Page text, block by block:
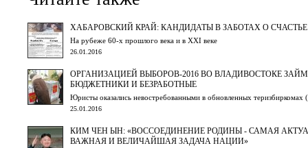
ХАБАРОВСКИЙ КРАЙ: КАНДИДАТЫ В ЗАБОТАХ О СЧАСТЬЕ
На рубеже 60-х прошлого века и в XXI веке
26.01.2016
ОРГАНИЗАЦИЕЙ ВЫБОРОВ-2016 ВО ВЛАДИВОСТОКЕ
БЮДЖЕТНИКИ И БЕЗРАБОТНЫЕ
Юристы оказались невостребованными в обновленных теризбиркомах
25.01.2016
КИМ ЧЕН ЫН: «ВОССОЕДИНЕНИЕ РОДИНЫ - САМАЯ
ВАЖНАЯ И ВЕЛИЧАЙШАЯ ЗАДАЧА НАЦИИ»